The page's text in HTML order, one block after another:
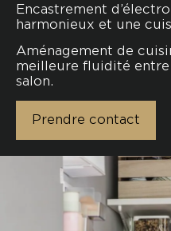
Encastrement
harmonieux et une
Aménagement de
meilleure fluidité entre
salon.
Prendre contact